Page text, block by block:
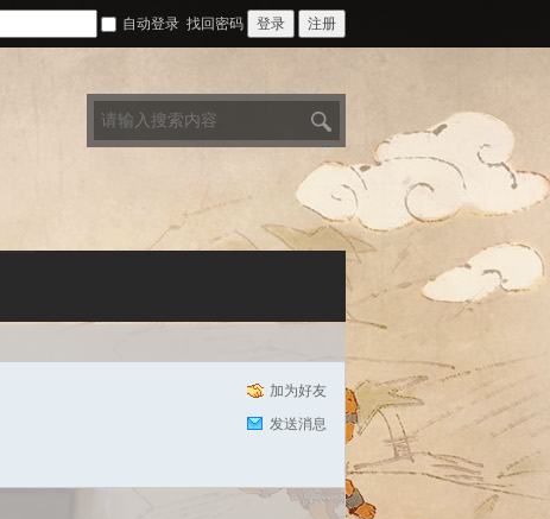
自动登录 找回密码 登录 注册
加为好友
发送消息